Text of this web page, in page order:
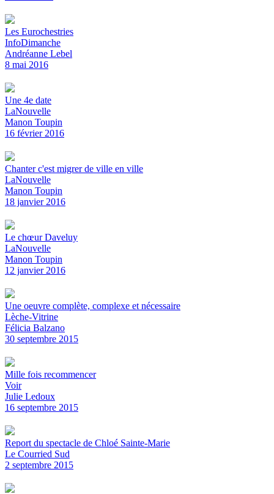
Les Eurochestries
InfoDimanche
Andréanne Lebel
8 mai 2016
Une 4e date
LaNouvelle
Manon Toupin
16 février 2016
Chanter c'est migrer de ville en ville
LaNouvelle
Manon Toupin
18 janvier 2016
Le chœur Daveluy
LaNouvelle
Manon Toupin
12 janvier 2016
Une oeuvre complète, complexe et nécessaire
Lèche-Vitrine
Félicia Balzano
30 septembre 2015
Mille fois recommencer
Voir
Julie Ledoux
16 septembre 2015
Report du spectacle de Chloé Sainte-Marie
Le Courried Sud
2 septembre 2015